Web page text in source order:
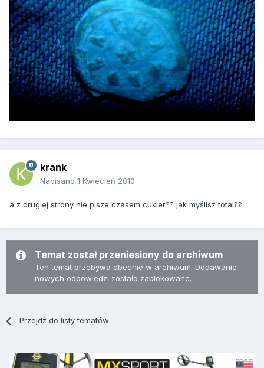
krank
Napisano 1 Kwiecień 2010
a z drugiej strony nie pisze czasem cukier?? jak myślisz total??
Temat został przeniesiony do archiwum
Ten temat przebywa obecnie w archiwum. Dodawanie
nowych odpowiedzi zostało zablokowane.
Przejdź do listy tematów